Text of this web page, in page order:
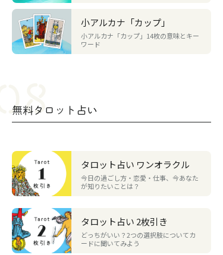
小アルカナ「カップ」
小アルカナ「カップ」14枚の意味とキー
ワード
無料タロット占い
タロット占い ワンオラクル
今日の過ごし方・恋愛・仕事、今あなた
が知りたいことは？
タロット占い 2枚引き
どっちがいい？2つの選択肢についてカ
ードに聞いてみよう